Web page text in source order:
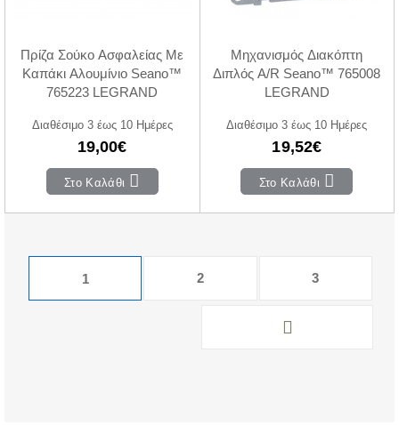
Πρίζα Σούκο Ασφαλείας Με
Καπάκι Αλουμίνιο Seano™
765223 LEGRAND
Διαθέσιμο 3 έως 10 Ημέρες
19,00€
Στο Καλάθι
Μηχανισμός Διακόπτη
Διπλός A/R Seano™ 765008
LEGRAND
Διαθέσιμο 3 έως 10 Ημέρες
19,52€
Στο Καλάθι
1 2 3